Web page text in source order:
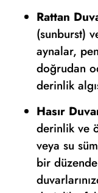
Rattan
(sunburst)
aynalar,
doğrudan
derinlik
Hasır
derinlik ve
veya su
bir